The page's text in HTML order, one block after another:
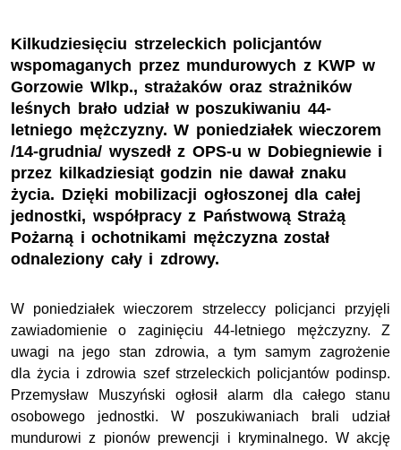
Kilkudziesięciu strzeleckich policjantów
wspomaganych przez mundurowych z KWP w
Gorzowie Wlkp., strażaków oraz strażników
leśnych brało udział w poszukiwaniu 44-
letniego mężczyzny. W poniedziałek wieczorem
/14-grudnia/ wyszedł z OPS-u w Dobiegniewie i
przez kilkadziesiąt godzin nie dawał znaku
życia. Dzięki mobilizacji ogłoszonej dla całej
jednostki, współpracy z Państwową Strażą
Pożarną i ochotnikami mężczyzna został
odnaleziony cały i zdrowy.
W poniedziałek wieczorem strzeleccy policjanci przyjęli
zawiadomienie o zaginięciu 44-letniego mężczyzny. Z
uwagi na jego stan zdrowia, a tym samym zagrożenie
dla życia i zdrowia szef strzeleckich policjantów podinsp.
Przemysław Muszyński ogłosił alarm dla całego stanu
osobowego jednostki. W poszukiwaniach brali udział
mundurowi z pionów prewencji i kryminalnego. W akcję